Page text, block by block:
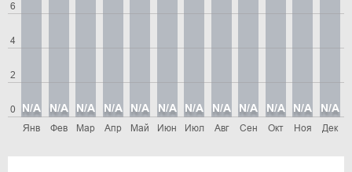
0
2
4
6
Янв
N/A
Фев
N/A
Мар
N/A
Апр
N/A
Май
N/A
Июн
N/A
Июл
N/A
Авг
N/A
Сен
N/A
Окт
N/A
Ноя
N/A
Дек
N/A